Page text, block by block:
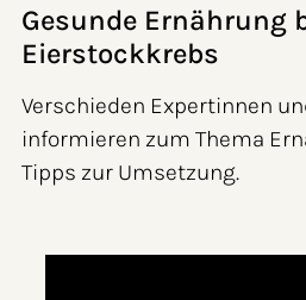
Gesunde Ernährung
Eierstockkrebs
Verschieden Expertinnen
informieren zum Thema
Tipps zur Umsetzung.